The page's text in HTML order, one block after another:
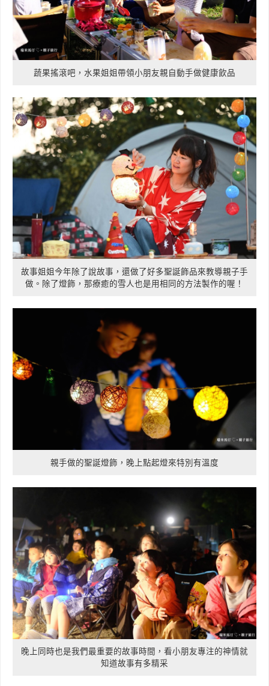
蔬果搖滾吧，水果姐姐帶領小朋友親自動手做健康飲品
故事姐姐今年除了說故事，還做了好多聖誕飾品來教導親子手
做。除了燈飾，那療癒的雪人也是用相同的方法製作的喔！
親手做的聖誕燈飾，晚上點起燈來特別有溫度
晚上同時也是我們最重要的故事時間，看小朋友專注的神情就
知道故事有多精采